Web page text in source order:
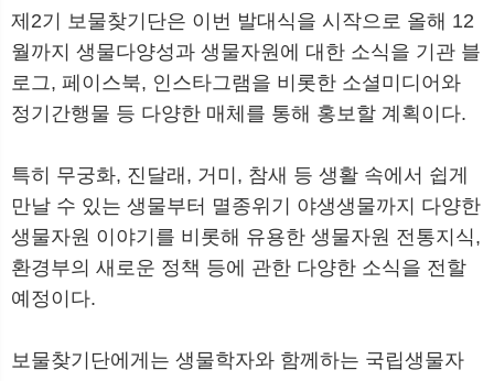
제2기 보물찾기단은 이번 발대식을 시작으로 올해 12
월까지 생물다양성과 생물자원에 대한 소식을 기관 블
로그, 페이스북, 인스타그램을 비롯한 소셜미디어와
정기간행물 등 다양한 매체를 통해 홍보할 계획이다.
특히 무궁화, 진달래, 거미, 참새 등 생활 속에서 쉽게
만날 수 있는 생물부터 멸종위기 야생생물까지 다양한
생물자원 이야기를 비롯해 유용한 생물자원 전통지식,
환경부의 새로운 정책 등에 관한 다양한 소식을 전할
예정이다.
보물찾기단에게는 생물학자와 함께하는 국립생물자